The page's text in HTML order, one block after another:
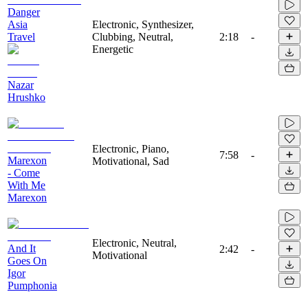
Danger
Asia
Travel
Nazar
Hrushko
Electronic, Synthesizer,
Clubbing, Neutral,
Energetic
2:18 -
Marexon
- Come
With Me
Marexon
Electronic, Piano,
Motivational, Sad
7:58 -
And It
Goes On
Igor
Pumphonia
Electronic, Neutral,
Motivational
2:42 -